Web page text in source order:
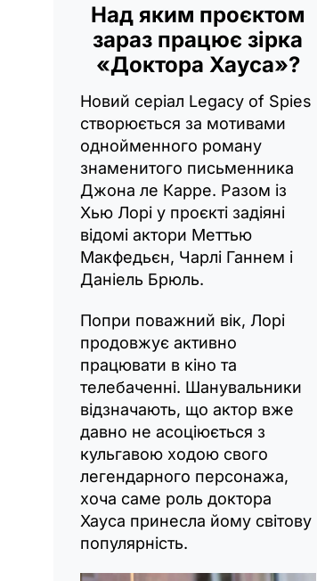
Над яким проєктом
зараз працює зірка
«Доктора Хауса»?
Новий серіал Legacy of Spies
створюється за мотивами
однойменного роману
знаменитого письменника
Джона ле Карре. Разом із
Хью Лорі у проєкті задіяні
відомі актори Меттью
Макфедьєн, Чарлі Ганнем і
Даніель Брюль.
Попри поважний вік, Лорі
продовжує активно
працювати в кіно та
телебаченні. Шанувальники
відзначають, що актор вже
давно не асоціюється з
кульгавою ходою свого
легендарного персонажа,
хоча саме роль доктора
Хауса принесла йому світову
популярність.